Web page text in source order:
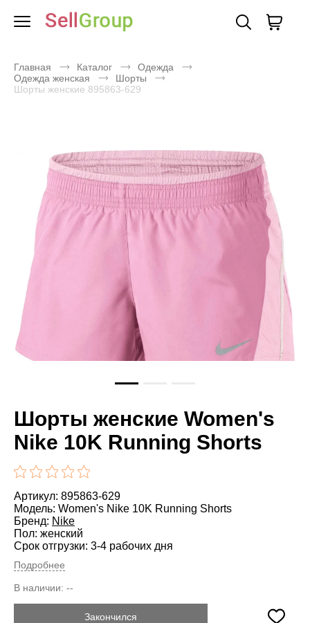
Главная Каталог
Одежда
Одежда женская
Шорты
Шорты женские 895863-629
Шорты женские Women's
Nike 10K Running Shorts
Артикул: 895863-629
Модель: Women's Nike 10K Running Shorts
Бренд: Nike
Пол: женский
Срок отгрузки: 3-4 рабочих дня
Подробнее
В наличии: --
Закончился